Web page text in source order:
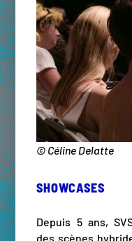
© Céline Delatte
SHOWCASES
Depuis 5 ans,
des scènes